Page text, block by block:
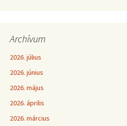
Archívum
2026. július
2026. június
2026. május
2026. április
2026. március